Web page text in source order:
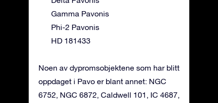
Gamma Pavonis
Phi-2 Pavonis
HD 181433
Noen av dypromsobjektene som har blitt
oppdaget i Pavo er blant annet: NGC
6752, NGC 6872, Caldwell 101, IC 4687,